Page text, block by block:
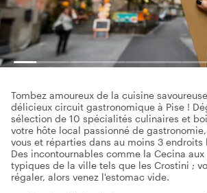
Tombez amoureux de la cuisine
délicieux circuit gastronomique à Pise !
sélection de 10 spécialités culinaires et
votre hôte local passionné de
vous et réparties dans au moins 3 endroits
Des incontournables comme la Cecina
typiques de la ville tels que les Crostini ;
régaler, alors venez l'estomac vide.